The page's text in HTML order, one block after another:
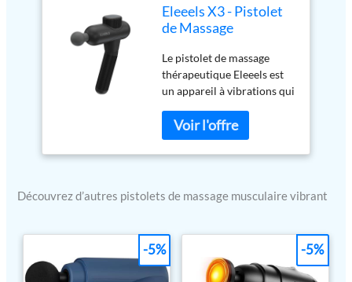
Eleeels X3 - Pistolet
de Massage
Massage à
Percussion, Massage
Thérapeutique,
Ultraléger, Poignée
Ergonomique,
Rechargeable, USB-
C, à 4 Vitesses, 1200-
Le pistolet de massage
thérapeutique Eleeels est
un appareil à vibrations qui
circulation sanguine, à
atténuer les raideurs et les
douleurs musculaires, à
musculaires et à réduire les
niveaux d'acide lactique.
MULTIFONCTIONNEL :
Pistolet vibrant de 790 gr,
améliore la circulation
Découvrez d’autres pistolets de massage musculaire vibrant
-5% -5%